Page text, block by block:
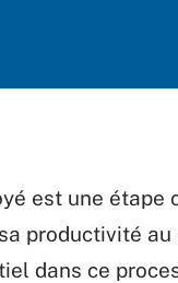
est une
productivité au
dans ce